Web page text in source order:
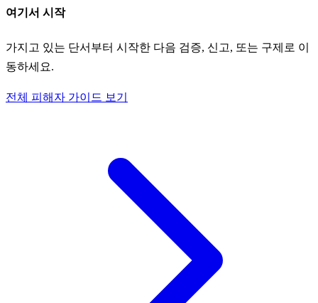
여기서 시작
가지고 있는 단서부터 시작한 다음 검증, 신고, 또는 구제로 이
동하세요.
전체 피해자 가이드 보기